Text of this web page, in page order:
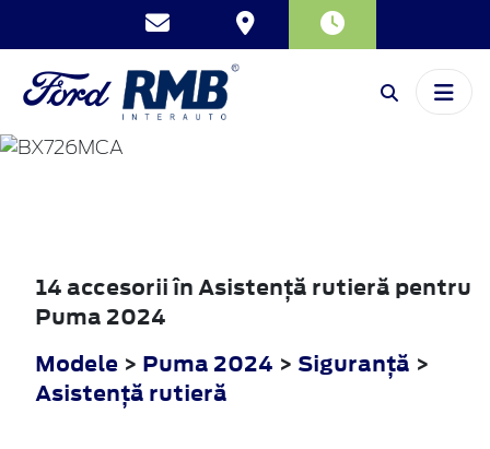
PUMA
14 accesorii în Asistenţă rutieră pentru
Puma 2024
Modele > Puma 2024 > Siguranţă >
Asistenţă rutieră